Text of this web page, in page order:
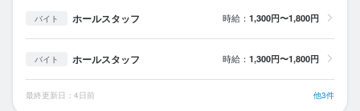
バイト ホールスタッフ 時給： 1,300円〜1,800円
バイト ホールスタッフ 時給： 1,300円〜1,800円
最終更新日：4日前 他3件